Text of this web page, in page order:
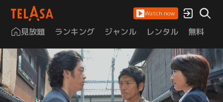
Watch now
見放題 ランキング ジャンル レンタル 無料